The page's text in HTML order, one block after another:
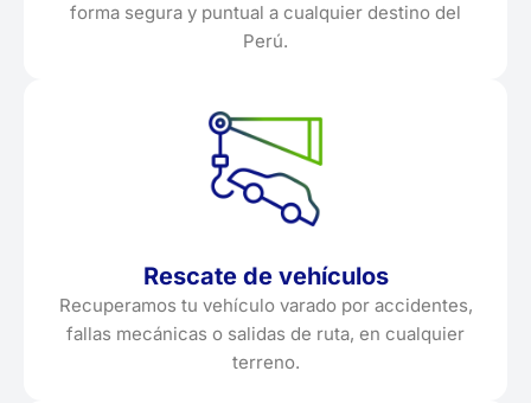
forma segura y puntual a cualquier destino del
Perú.
Rescate de vehículos
Recuperamos tu vehículo varado por accidentes,
fallas mecánicas o salidas de ruta, en cualquier
terreno.